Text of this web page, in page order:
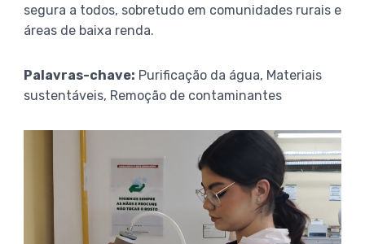
segura a todos, sobretudo em comunidades rurais e
áreas de baixa renda.
Palavras-chave: Purificação da água, Materiais
sustentáveis, Remoção de contaminantes